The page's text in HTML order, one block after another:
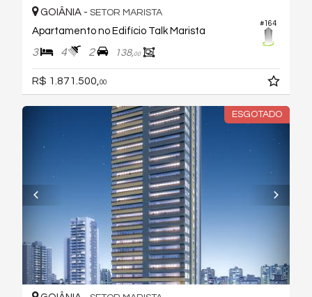
#164
GOIÂNIA - SETOR MARISTA
Apartamento no Edifício Talk Marista
3 4 2 138,00
R$ 1.871.500, 00
ESGOTADO